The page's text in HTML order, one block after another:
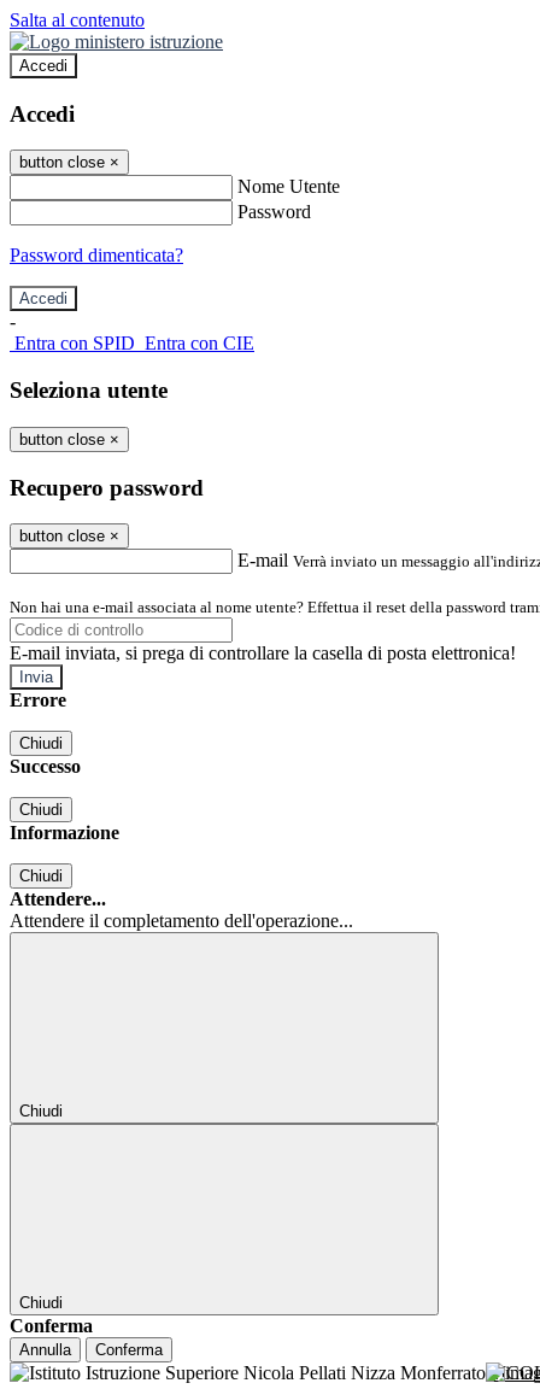
Salta al contenuto
Accedi
Accedi
button close ×
Nome Utente
Password
Password dimenticata?
-
Entra con SPID Entra con CIE
Seleziona utente
button close ×
Recupero password
button close ×
E-mail Verrà inviato un messaggio
Non hai una e-mail associata al nome utente? Effettua il reset della password
E-mail inviata, si prega di controllare la casella di posta elettronica!
Errore
Chiudi
Successo
Chiudi
Informazione
Chiudi
Attendere...
Attendere il completamento dell'operazione...
Chiudi
Chiudi
Conferma
Annulla Conferma